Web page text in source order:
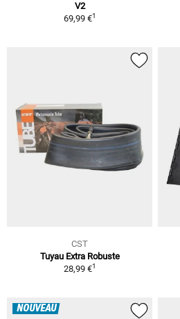
V2
69,99 €1
CST
Tuyau Extra Robuste
28,99 €1
NOUVEAU